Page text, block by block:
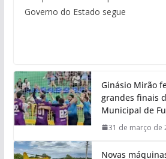
Governo do Estado segue
Ginásio Mirão
grandes finais
Municipal de
31 de março de
Novas